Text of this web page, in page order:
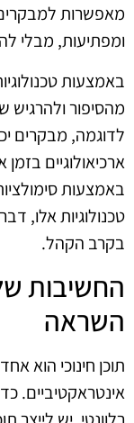
מאפשרות
ומפתיעות, מבלי
באמצעות
מהסיפור ולהרגיש
לדוגמה, מבקרים
ארכיאולוגיים
באמצעות
טכנולוגיות אלו,
בקרב הקהל.
החשיבות
השראה
תוכן חינוכי הוא
אינטראקטיביים.